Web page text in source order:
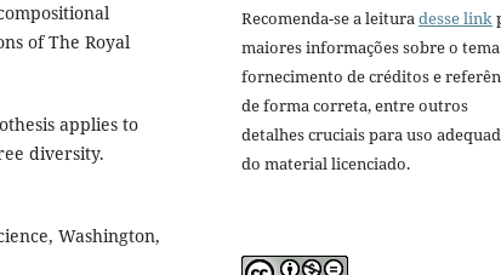
of The Royal
applies to
diversity.
Washington,
Recomenda-se a leitura desse link
maiores informações sobre o
fornecimento de créditos e
de forma correta, entre outros
detalhes cruciais para uso
do material licenciado.